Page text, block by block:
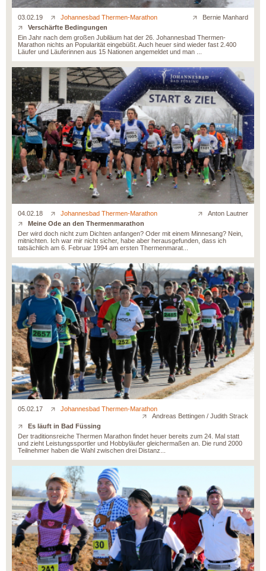
03.02.19 Johannesbad Thermen-Marathon
Bernie Manhard
Verschärfte Bedingungen
Ein Jahr nach dem großen Jubiläum hat der 26. Johannesbad Thermen-
Marathon nichts an Popularität eingebüßt. Auch heuer sind wieder fast 2.400
Läufer und Läuferinnen aus 15 Nationen angemeldet und man ...
04.02.18 Johannesbad Thermen-Marathon
Anton Lautner
Meine Ode an den Thermenmarathon
Der wird doch nicht zum Dichten anfangen? Oder mit einem Minnesang? Nein,
mitnichten. Ich war mir nicht sicher, habe aber herausgefunden, dass ich
tatsächlich am 6. Februar 1994 am ersten Thermenmarat...
05.02.17
Johannesbad Thermen-Marathon
Andreas Bettingen / Judith Strack
Es läuft in Bad Füssing
Der traditionsreiche Thermen Marathon findet heuer bereits zum 24. Mal statt
und zieht Leistungssportler und Hobbyläufer gleichermaßen an. Die rund 2000
Teilnehmer haben die Wahl zwischen drei Distanz...